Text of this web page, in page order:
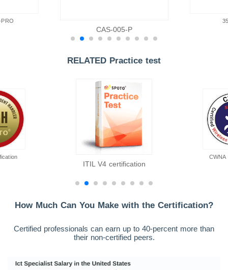
CAS-005-P
RELATED Practice test
ITIL V4 certification
CWNA
How Much Can You Make with the Certification?
Certified professionals can earn up to 40-percent more than
their non-certified peers.